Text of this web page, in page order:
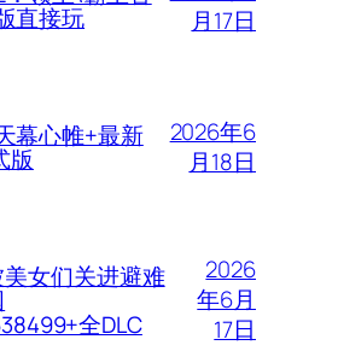
直接玩
月17日
幕心帷+最新
版
2026年6
月18日
女们关进避难
全DLC
2026
年6月
17日